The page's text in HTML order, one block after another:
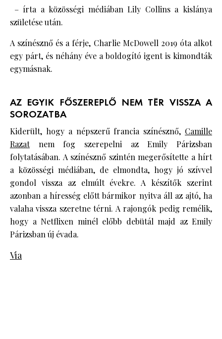
– írta a közösségi médiában Lily Collins a kislánya
születése után.
A színésznő és a férje, Charlie McDowell 2019 óta alkot
egy párt, és néhány éve a boldogító igent is kimondták
egymásnak.
AZ EGYIK FŐSZEREPLŐ NEM TÉR VISSZA A
SOROZATBA
Kiderült, hogy a népszerű francia színésznő, Camille
Razatnem fog szerepelni az Emily Párizsban
folytatásában. A színésznő szintén megerősítette a hírt
a közösségi médiában, de elmondta, hogy jó szívvel
gondol vissza az elmúlt évekre. A készítők szerint
azonban a híresség előtt bármikor nyitva áll az ajtó, ha
valaha vissza szeretne térni. A rajongók pedig remélik,
hogy a Netflixen minél előbb debütál majd az Emily
Párizsban új évada.
Via